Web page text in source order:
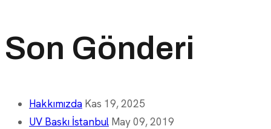
Son Gönderi
Hakkımızda Kas 19, 2025
UV Baskı İstanbul May 09, 2019